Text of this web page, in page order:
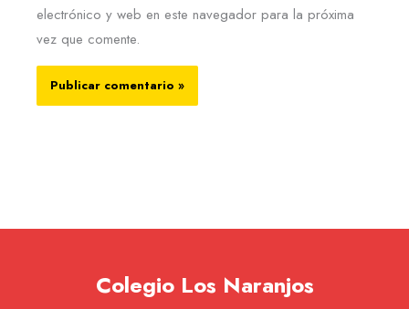
electrónico y web en este navegador para la próxima
vez que comente.
Colegio Los Naranjos